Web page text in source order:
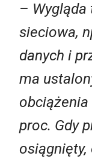
– Wygląda
sieciowa,
danych i
ma
proc. Gdy